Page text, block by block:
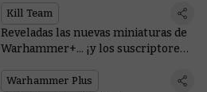
Kill Team
Reveladas las nuevas miniaturas de
Warhammer+... ¡y los suscriptores
Warhammer Plus